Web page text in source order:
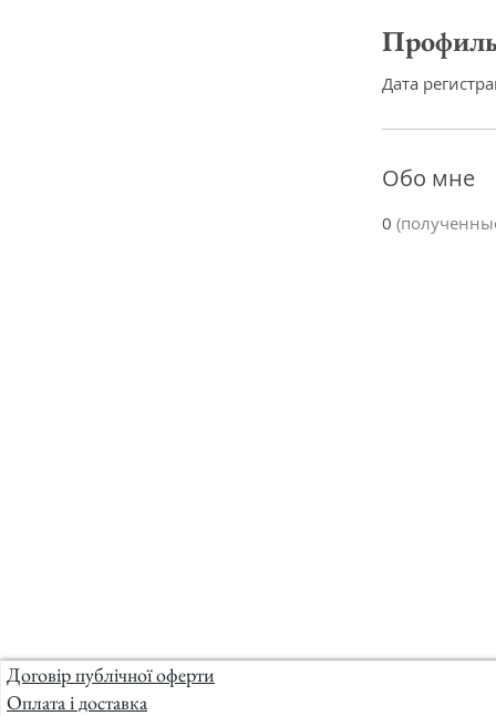
Дата
Обо мне
0
Договір публічної оферти
Оплата і доставка